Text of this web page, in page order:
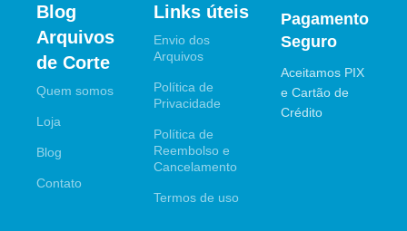
Blog
Arquivos
de Corte
Quem somos
Loja
Blog
Contato
Links úteis
Envio dos
Arquivos
Política de
Privacidade
Política de
Reembolso e
Cancelamento
Termos de uso
Pagamento
Seguro
Aceitamos PIX
e Cartão de
Crédito